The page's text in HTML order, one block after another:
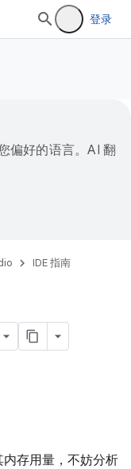
登录
偏好的语言。AI 翻
IDE 指南
存用量，不妨分析